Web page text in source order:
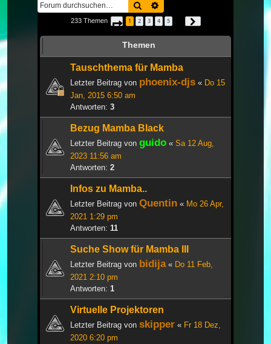
Suche
233 Themen Seite 1von
1 2 3 4 5
Themen
Tauschthema für Mamba
Letzter Beitrag von phoenix-djs « Do 15
Jan, 2015 6:50 am
Antworten: 3
Bezug Mamba Black
Letzter Beitrag von guido « Sa 12 Aug,
2023 11:56 am
Antworten: 2
Infos zu Mamba..
Letzter Beitrag von Quentin « Mo 26 Apr,
2021 1:29 pm
Antworten: 11
Suche Show für Mamba III
Letzter Beitrag von bidija« Do 11 Feb,
2021 2:10 pm
Antworten: 1
Virtuelle Projektoren
Letzter Beitrag von skipper « Fr 18 Dez,
2020 6:20 pm